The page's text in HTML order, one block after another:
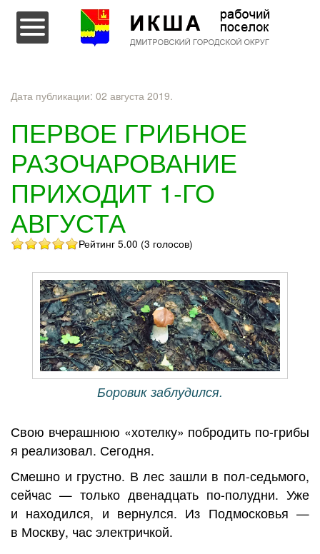
Перейти к содержимому
Дата публикации: 02 августа 2019.
ПЕРВОЕ ГРИБНОЕ
РАЗОЧАРОВАНИЕ
ПРИХОДИТ 1-ГО
АВГУСТА
Рейтинг 5.00 (3 голосов)
Боровик заблудился.
Свою вчерашнюю «хотелку» побродить по-грибы
я реализовал. Сегодня.
Смешно и грустно. В лес зашли в пол-седьмого,
сейчас — только двенадцать по-полудни. Уже
и находился, и вернулся. Из Подмосковья —
в Москву, час электричкой.